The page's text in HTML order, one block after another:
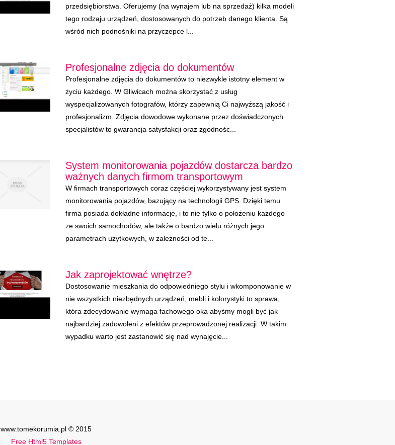
przedsiębiorstwa. Oferujemy (na wynajem lub na sprzedaż) kilka modeli
tego rodzaju urządzeń, dostosowanych do potrzeb danego klienta. Są
wśród nich podnośniki na przyczepce l...
Profesjonalne zdjęcia do dokumentów
Profesjonalne zdjęcia do dokumentów to niezwykle istotny element w
życiu każdego. W Gliwicach można skorzystać z usług
wyspecjalizowanych fotografów, którzy zapewnią Ci najwyższą jakość i
profesjonalizm. Zdjęcia dowodowe wykonane przez doświadczonych
specjalistów to gwarancja satysfakcji oraz zgodnośc...
System monitorowania pojazdów dostarcza bardzo
ważnych danych firmom transportowym
W firmach transportowych coraz częściej wykorzystywany jest system
monitorowania pojazdów, bazujący na technologii GPS. Dzięki temu
firma posiada dokładne informacje, i to nie tylko o położeniu każdego
ze swoich samochodów, ale także o bardzo wielu różnych jego
parametrach użytkowych, w zależności od te...
Jak zaprojektować wnętrze?
Dostosowanie mieszkania do odpowiedniego stylu i wkomponowanie w
nie wszystkich niezbędnych urządzeń, mebli i kolorystyki to sprawa,
która zdecydowanie wymaga fachowego oka abyśmy mogli być jak
najbardziej zadowoleni z efektów przeprowadzonej realizacji. W takim
wypadku warto jest zastanowić się nad wynajęcie...
www.tomekorumia.pl © 2015
Free Html5 Templates